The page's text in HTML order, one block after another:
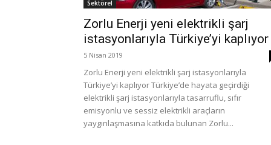
Sektörel
Zorlu Enerji yeni elektrikli şarj
istasyonlarıyla Türkiye’yi kaplıyor
5 Nisan 2019
Zorlu Enerji yeni elektrikli şarj istasyonlarıyla
Türkiye’yi kaplıyor Türkiye’de hayata geçirdiği
elektrikli şarj istasyonlarıyla tasarruflu, sıfır
emisyonlu ve sessiz elektrikli araçların
yaygınlaşmasına katkıda bulunan Zorlu...